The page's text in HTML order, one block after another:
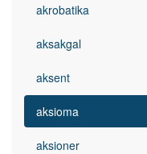
akrobatika
aksakgal
aksent
aksioma
aksioner